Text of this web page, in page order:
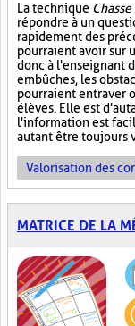
La technique
répondre à un
rapidement des
pourraient avoir sur
donc à l'enseignant
embûches, les
pourraient entraver
élèves. Elle est
l'information est
autant être toujours
Valorisation des
MATRICE DE LA